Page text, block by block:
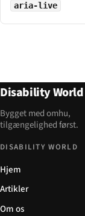
aria-live
Disability World
Bygget med omhu,
tilgængelighed først.
DISABILITY WORLD
Hjem
Artikler
Om os